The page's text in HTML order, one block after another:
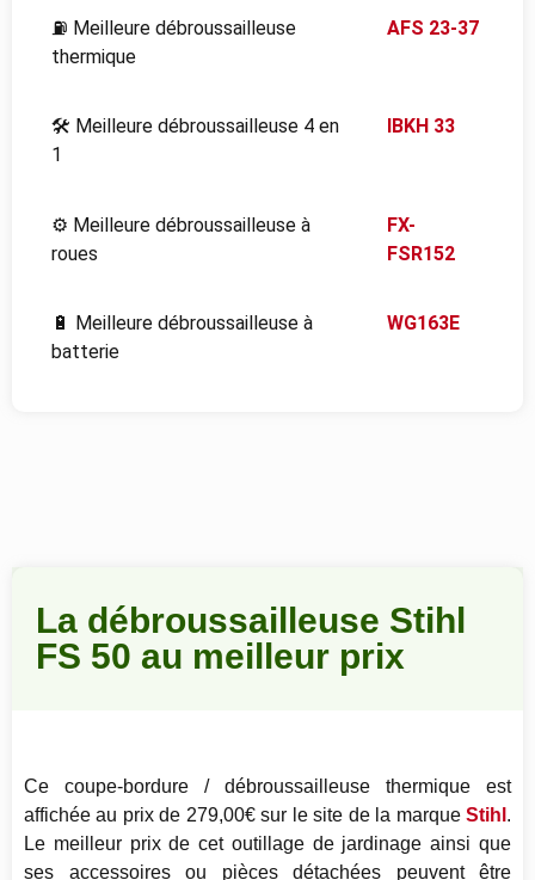
⛽ Meilleure débroussailleuse
thermique
AFS 23-37
🛠️ Meilleure débroussailleuse 4 en
1
IBKH 33
⚙️ Meilleure débroussailleuse à
roues
FX-
FSR152
🔋 Meilleure débroussailleuse à
batterie
WG163E
La débroussailleuse Stihl
FS 50 au meilleur prix
Ce coupe-bordure / débroussailleuse thermique est
affichée au prix de 279,00€ sur le site de la marque Stihl .
Le meilleur prix de cet outillage de jardinage ainsi que
ses accessoires ou pièces détachées peuvent être